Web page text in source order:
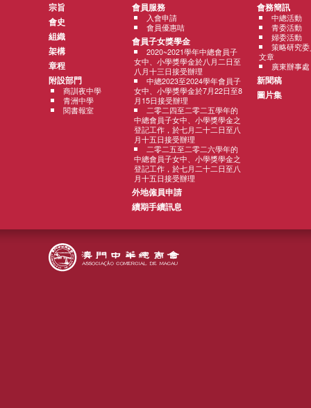
宗旨
會史
組織
架構
章程
附設部門
商訓夜中學
青洲中學
閱書報室
會員服務
入會申請
會員優惠咭
會員子女獎學金
2020~2021學年中總會員子
女中、小學獎學金於八月二日至
八月十三日接受辦理
中總2023至2024學年會員子
女中、小學獎學金於7月22日至8
月15日接受辦理
二零二四至二零二五學年的
中總會員子女中、小學獎學金之
登記工作，於七月二十二日至八
月十五日接受辦理
二零二五至二零二六學年的
中總會員子女中、小學獎學金之
登記工作，於七月二十二日至八
月十五日接受辦理
外地僱員申請
續期手續訊息
會務簡訊
中總活動
青委活動
婦委活動
策略研究
文章
廣東辦事處
新聞稿
圖片集